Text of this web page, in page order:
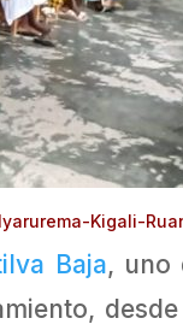
Kigali-
Baja, uno